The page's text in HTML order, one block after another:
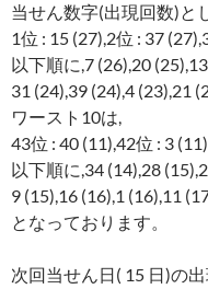
当せん数字(出現回数)と
1位 : 15 (27),2位 : 37
以下順に,7 (26),20
31 (24),39 (24),4 (23),21
ワースト10は,
43位 : 40 (11),42位 : 3
以下順に,34 (14),28
9 (15),16 (16),1 (16),11
となっております。
次回当せん日( 15 日)の